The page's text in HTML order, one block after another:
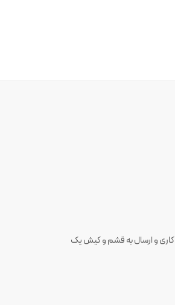
های تهران 1 الی 3 روز کاری و شهرستان ٢ الي ٤ روز کاری و ارسال به قشم و کیش یک